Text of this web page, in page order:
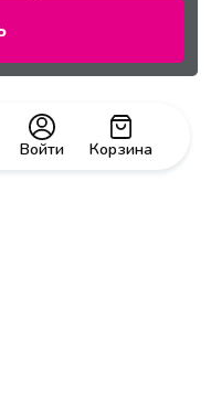
Корзина
Войти